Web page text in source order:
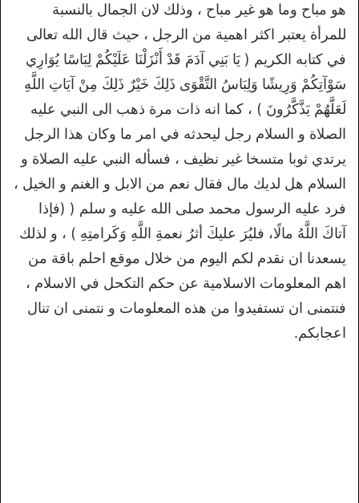
هو مباح وما هو غير مباح ، وذلك لان الجمال بالنسبة
للمرأة يعتبر اكثر اهمية من الرجل ، حيث قال الله تعالى
في كتابه الكريم ( يَا بَنِي آدَمَ قَدْ أَنْزَلْنَا عَلَيْكُمْ لِبَاسًا يُوَارِي
سَوْآتِكُمْ وَرِيشًا وَلِبَاسُ التَّقْوَى ذَلِكَ خَيْرٌ ذَلِكَ مِنْ آيَاتِ اللَّهِ
لَعَلَّهُمْ يَذَّكَّرُونَ ) ، كما انه ذات مرة ذهب الى النبي عليه
الصلاة و السلام رجل ليحدثه في امر ما وكان هذا الرجل
يرتدي ثوبا متسخا غير نظيف ، فسأله النبي عليه الصلاة و
السلام هل لديك مال فقال نعم من الابل و الغنم و الخيل ،
فرد عليه الرسول محمد صلى الله عليه و سلم ( (فإذا
آتاكَ اللَّهُ مالًا، فليُرَ عليكَ أثرُ نعمةِ اللَّهِ وَكَرامتِهِ ) ، و لذلك
يسعدنا ان نقدم لكم اليوم من خلال موقع احلم باقة من
اهم المعلومات الاسلامية عن حكم التكحل في الاسلام ،
فنتمنى ان تستفيدوا من هذه المعلومات و نتمنى ان تنال
اعجابكم.